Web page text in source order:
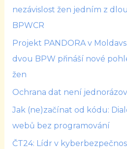
nezávislost žen jedním z
BPWCR
Projekt PANDORA v
dvou BPW přináší nové
žen
Ochrana dat není
Jak (ne)začínat od kódu:
webů bez programování
ČT24: Lídr v